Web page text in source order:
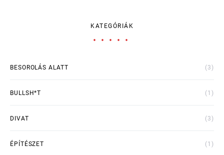
KATEGÓRIÁK
BESOROLÁS ALATT (3)
BULLSH*T (1)
DIVAT (3)
ÉPÍTÉSZET (1)